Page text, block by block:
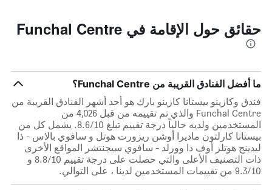
حقائق حول الإقامة في Funchal Centre
ما أفضل الفنادق القريبة من Funchal Centre؟
فندق وكازينو بيستانا كازينو بارك هو أحد أشهر الفنادق القريبة من
Funchal Centre والذي تم تقييمه من قبل 4,026 من
المستخدمين ولديه حالياً درجة تقييم تبلغ 8.6/10. يشمل كل من
بيستانا كارلتون ماديرا أوشن ريزورت هوتل و سافوي بالاس - ذا
ليدينج هوتلز أوف ذا وورلد - سافوي سيجنتشر المواقع الأخرى
ذات التصنيف الأعلى والتي حصلت على درجة تقييم 8.8/10 و
9.3/10 من تقييمات المستخدمين لدينا ، على التوالي.